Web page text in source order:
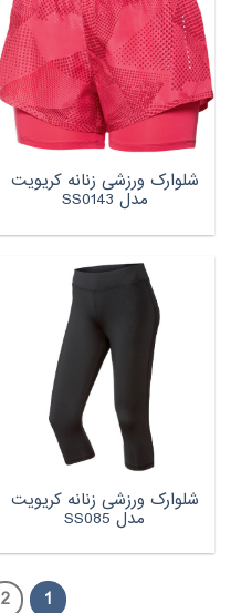
شلوارک ورزشی زنانه کریویت
مدل SS0143
شلوارک ورزشی زنانه کریویت
مدل SS085
1
2